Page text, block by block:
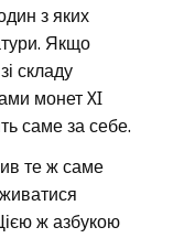
з яких
Якщо
складу
монет XI
саме за себе.
те ж саме
ж азбукою